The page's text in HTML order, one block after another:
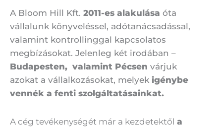
A Bloom Hill Kft. 2011-es alakulása óta
vállalunk könyveléssel, adótanácsadással,
valamint kontrollinggal kapcsolatos
megbízásokat. Jelenleg két irodában –
Budapesten, valamint Pécsen várjuk
azokat a vállalkozásokat, melyek igénybe
vennék a fenti szolgáltatásainkat.
A cég tevékenységét már a kezdetektől a